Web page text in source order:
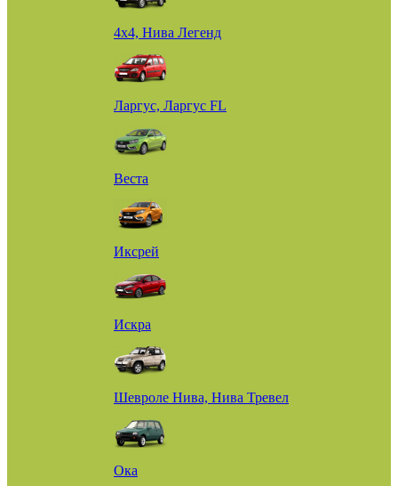
4х4, Нива Легенд
Ларгус, Ларгус FL
Веста
Иксрей
Искра
Шевроле Нива, Нива Тревел
Ока